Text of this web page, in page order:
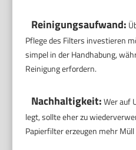
Reinigungsaufwand:
Pflege des Filters investieren
simpel in der Handhabung,
Reinigung erfordern.
Nachhaltigkeit:Wer auf
legt, sollte eher zu
Papierfilter erzeugen mehr